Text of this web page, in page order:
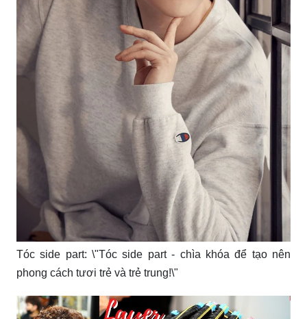
Tóc side part: \"Tóc side part - chìa khóa để tạo nên
phong cách tươi trẻ và trẻ trung!\"